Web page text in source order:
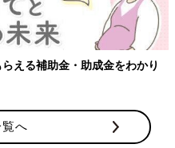
補助金・助成金をわかり
へ